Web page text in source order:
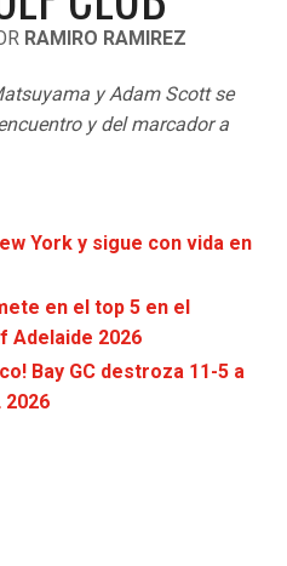
RAMIRO RAMIREZ
y Adam Scott se
y del marcador a
York y sigue con vida en
en el top 5 en el
Adelaide 2026
Bay GC destroza 11-5 a
2026